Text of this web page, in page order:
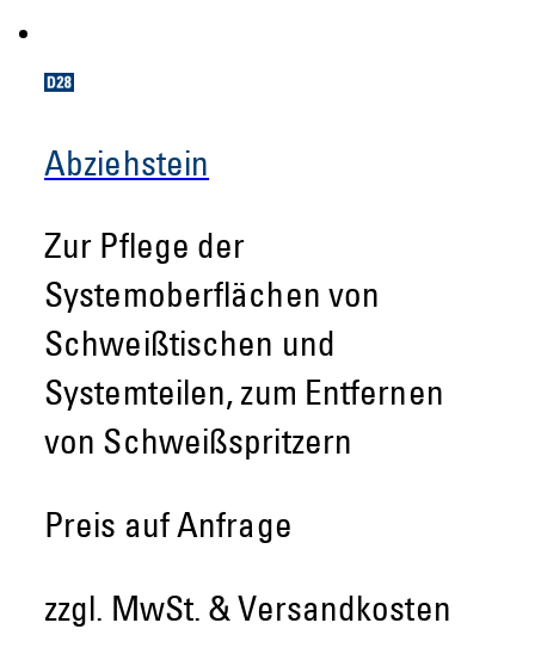
Abziehstein
Zur Pflege der
Systemoberflächen von
Schweißtischen und
Systemteilen, zum Entfernen
von Schweißspritzern
Preis auf Anfrage
zzgl. MwSt. & Versandkosten